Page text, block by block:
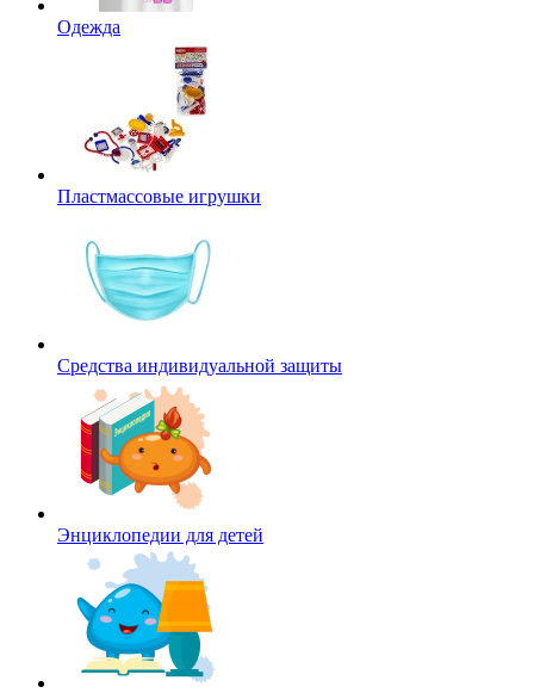
Одежда
Пластмассовые игрушки
Средства индивидуальной защиты
Энциклопедии для детей